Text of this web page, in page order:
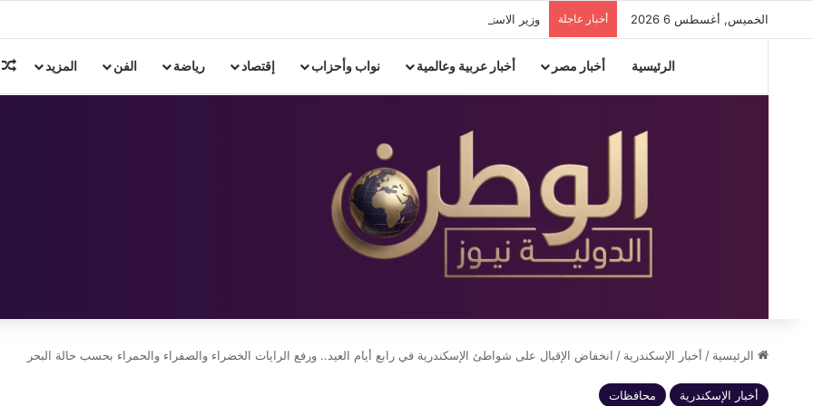
الخميس, أغسطس 6 2026 أخبار عاجلة وزير الاستثمار يتوجه إلى الهند للمشاركة في اجتماع وزراء تجارة «بريكس»
الرئيسية أخبار مصر أخبار عربية وعالمية نواب وأحزاب إقتصاد رياضة الفن المزيد
الرئيسية / أخبار الإسكندرية / انخفاض الإقبال على شواطئ الإسكندرية في رابع أيام العيد.. ورفع الرايات الخضراء والصفراء والحمراء بحسب حالة البحر
أخبار الإسكندرية محافظات